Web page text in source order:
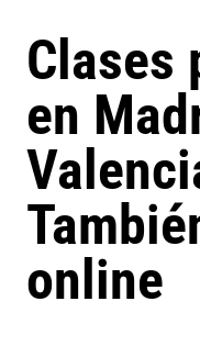
Clases
en
online